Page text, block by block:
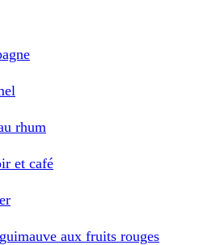
rhum
et café
aux fruits rouges